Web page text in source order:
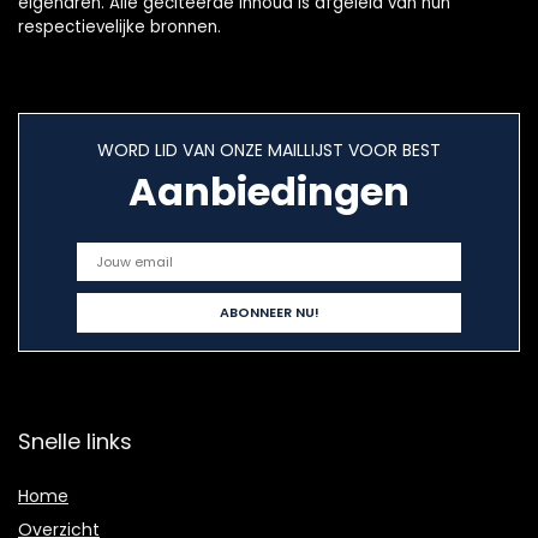
respectievelijke bronnen.
WORD LID VAN ONZE MAILLIJST VOOR BEST
Aanbiedingen
Snelle links
Home
Overzicht